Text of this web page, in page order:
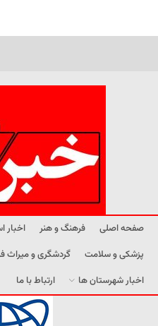
صفحه اصلی فرهنگ و هنر اخبار
پزشکی و سلامت
گردشگری و میراث
اخبار شهرستان ها
ارتباط با ما